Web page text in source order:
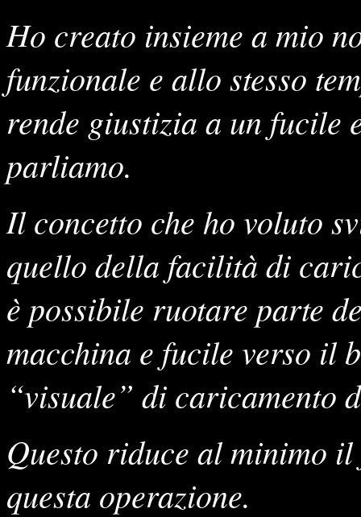
Ho creato insieme a mio
funzionale e allo stesso
rende giustizia a un fucile
parliamo.
Il concetto che ho voluto
quello della facilità di
è possibile ruotare parte
macchina e fucile verso il
“visuale” di caricamento
Questo riduce al minimo
questa operazione.